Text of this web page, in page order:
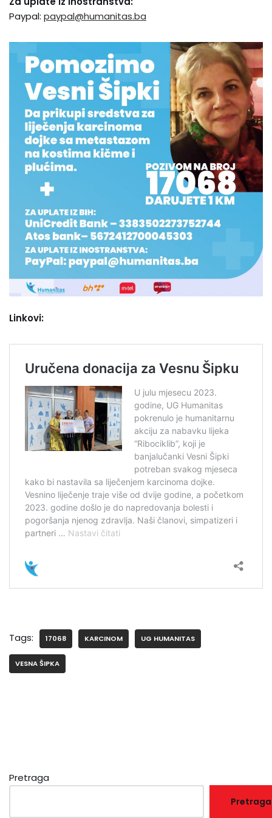
Paypal: paypal@humanitas.ba
Linkovi:
Tags: 17068 KARCINOM UG HUMANITAS
VESNA ŠIPKA
Pretraga
Pretraga